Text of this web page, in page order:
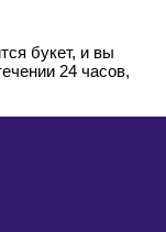
букет, и вы
24 часов,